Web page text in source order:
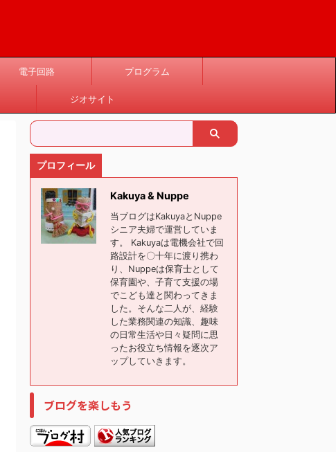
電子回路 プログラム
ジオサイト
プロフィール
Kakuya & Nuppe
当ブログはKakuyaとNuppe
シニア夫婦で運営していま
す。 Kakuyaは電機会社で回
路設計を〇十年に渡り携わ
り、Nuppeは保育士として
保育園や、子育て支援の場
でこども達と関わってきま
した。そんな二人が、経験
した業務関連の知識、趣味
の日常生活や日々疑問に思
ったお役立ち情報を逐次ア
ップしていきます。
ブログを楽しもう